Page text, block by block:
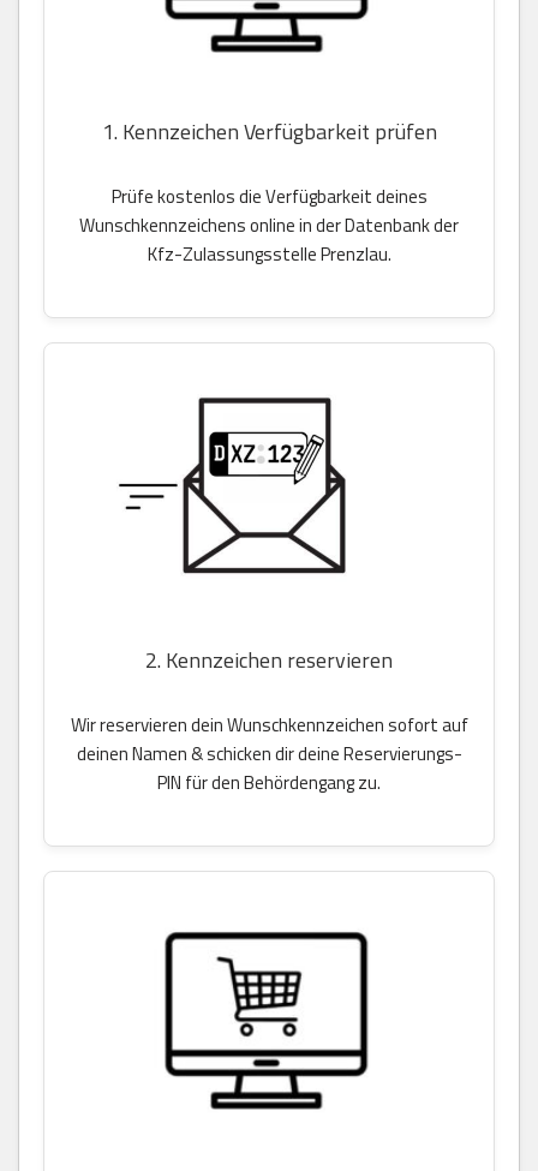
1. Kennzeichen Verfügbarkeit prüfen
Prüfe kostenlos die Verfügbarkeit deines
Wunschkennzeichens online in der Datenbank der
Kfz-Zulassungsstelle Prenzlau.
2. Kennzeichen reservieren
Wir reservieren dein Wunschkennzeichen sofort auf
deinen Namen & schicken dir deine Reservierungs-
PIN für den Behördengang zu.